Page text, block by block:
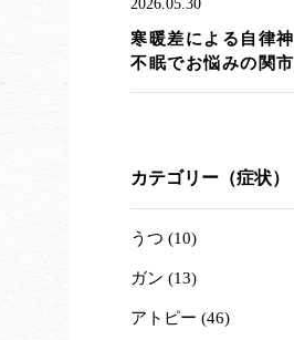
2026.05.30
寒暖差による自律
不眠でお悩みの関
カテゴリー（症状）
うつ (10)
ガン (13)
アトピー (46)